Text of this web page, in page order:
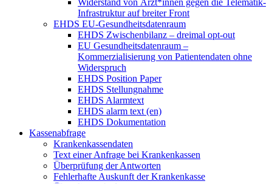
Widerstand von Ärzt*innen gegen die Telematik-
Infrastruktur auf breiter Front
EHDS EU-Gesundheitsdatenraum
EHDS Zwischenbilanz – dreimal opt-out
EU Gesundheitsdatenraum –
Kommerzialisierung von Patientendaten ohne
Widerspruch
EHDS Position Paper
EHDS Stellungnahme
EHDS Alarmtext
EHDS alarm text (en)
EHDS Dokumentation
Kassenabfrage
Krankenkassendaten
Text einer Anfrage bei Krankenkassen
Überprüfung der Antworten
Fehlerhafte Auskunft der Krankenkasse